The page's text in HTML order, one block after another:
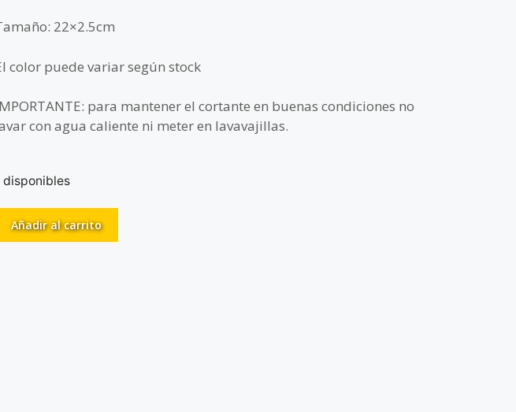
22×2.5cm
color puede variar según stock
para mantener el cortante en buenas condiciones no
con agua caliente ni meter en lavavajillas.
disponibles
Añadir al carrito